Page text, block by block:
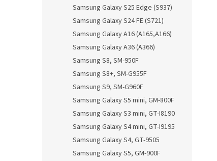
Samsung Galaxy S25 Edge (S937)
Samsung Galaxy S24 FE (S721)
Samsung Galaxy A16 (A165,A166)
Samsung Galaxy A36 (A366)
Samsung S8, SM-950F
Samsung S8+, SM-G955F
Samsung S9, SM-G960F
Samsung Galaxy S5 mini, GM-800F
Samsung Galaxy S3 mini, GT-I8190
Samsung Galaxy S4 mini, GT-I9195
Samsung Galaxy S4, GT-9505
Samsung Galaxy S5, GM-900F